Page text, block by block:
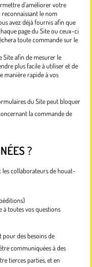
d’améliorer votre
le nom
avez déjà fournis afin que
page du Site ou ceux-ci
toute commande sur le
Site afin de mesurer le
plus facile à utiliser et de
manière rapide à vos
du Site peut bloquer
la commande de
?
les collaborateurs de houat-
à toutes vos questions
pour des besoins de
communiquées à des
tierces parties, et en